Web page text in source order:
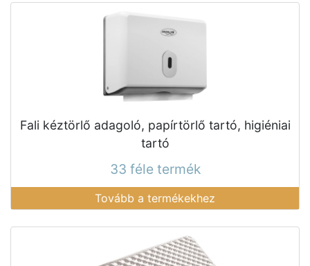
Fali kéztörlő adagoló, papírtörlő tartó, higiéniai
tartó
33 féle termék
Tovább a termékekhez